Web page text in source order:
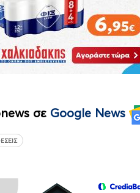
σε Google News